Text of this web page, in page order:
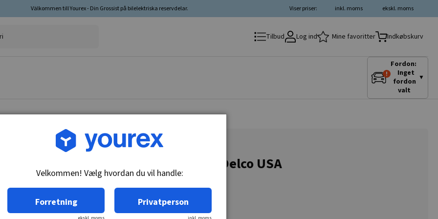
Välkommen till Yourex - Din Grossist på bilelektriska reservdelar. ekskl. moms
inkl. moms
Viser priser:
Tilbud Log ind Mine favoritter Indkøbskurv
Fordon:
Inget
fordon
valt
▼
Vare nr.: DR-1941113
Solenoide - Kulbørstesæt Delco USA
Velkommen! Vælg hvordan du vil handle:
Forretning Privatperson